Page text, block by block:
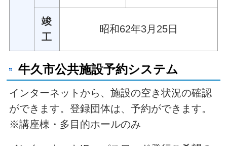
竣
工
昭和62年3月25日
牛久市公共施設予約システム
インターネットから、施設の空き状況の確認
ができます。登録団体は、予約ができます。
※講座棟・多目的ホールのみ